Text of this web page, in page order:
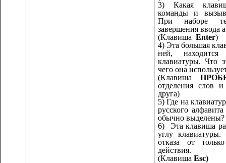
3) Какая
команды и
При наборе
завершения ввода
(Клавиша Enter)
4) Эта большая
ней,
клавиатуры. Что
чего она
(Клавиша
отделения слов
друга)
5) Где на
русского
обычно выделены?
6) Эта клавиша
углу
отказа от
действия.
(Клавиша Esc)